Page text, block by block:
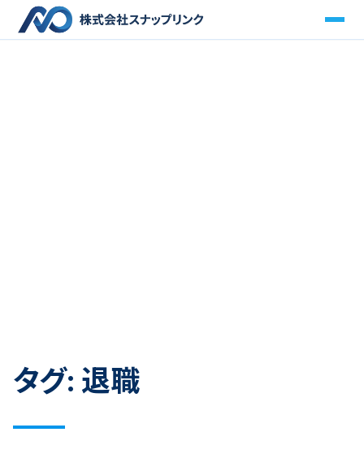
タグ: 退職